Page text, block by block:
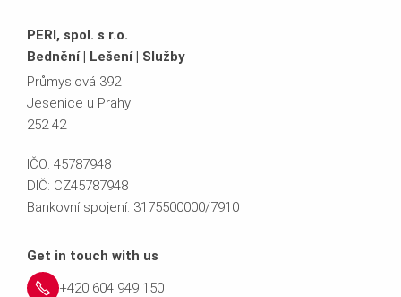
PERI, spol. s r.o.
Bednění | Lešení | Služby
Průmyslová 392
Jesenice u Prahy
252 42
IČO: 45787948
DIČ: CZ45787948
Bankovní spojení: 3175500000/7910
Get in touch with us
+420 604 949 150